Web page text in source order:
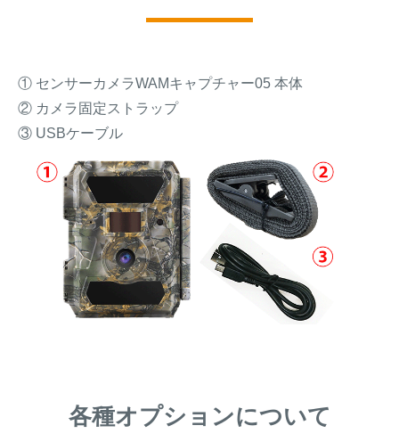
① センサーカメラWAMキャプチャー05 本体
② カメラ固定ストラップ
③ USBケーブル
各種オプションについて